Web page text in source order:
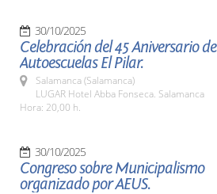
30/10/2025
Celebración del 45 Aniversario de
Autoescuelas El Pilar.
Salamanca (Salamanca)
LUGAR Hotel Abba Fonseca. Salamanca
Hora: 20,00 h.
30/10/2025
Congreso sobre Municipalismo
organizado por AEUS.